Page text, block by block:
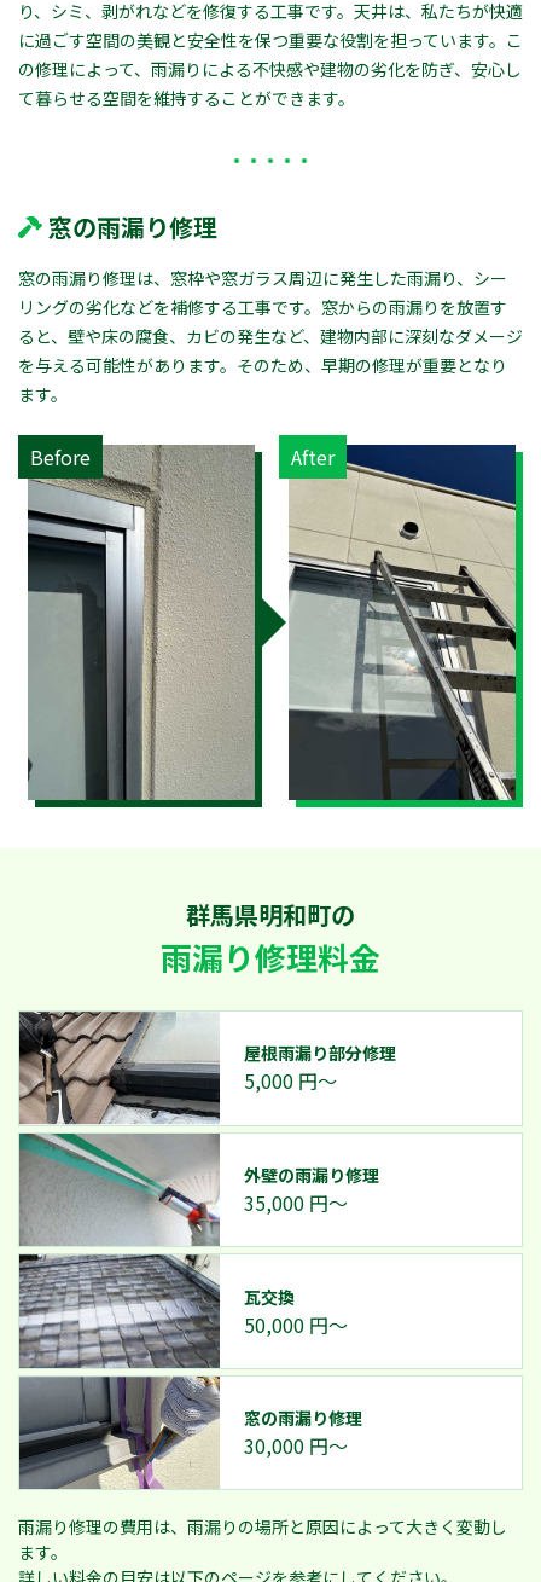
り、シミ、剥がれなどを修復する工事です。天井は、私たちが快適
に過ごす空間の美観と安全性を保つ重要な役割を担っています。こ
の修理によって、雨漏りによる不快感や建物の劣化を防ぎ、安心し
て暮らせる空間を維持することができます。
窓の雨漏り修理
窓の雨漏り修理は、窓枠や窓ガラス周辺に発生した雨漏り、シー
リングの劣化などを補修する工事です。窓からの雨漏りを放置す
ると、壁や床の腐食、カビの発生など、建物内部に深刻なダメージ
を与える可能性があります。そのため、早期の修理が重要となり
ます。
Before After
群馬県明和町の
雨漏り修理料金
屋根雨漏り部分修理
5,000 円～
外壁の雨漏り修理
35,000 円～
瓦交換
50,000 円～
窓の雨漏り修理
30,000 円～
雨漏り修理の費用は、雨漏りの場所と原因によって大きく変動し
ます。